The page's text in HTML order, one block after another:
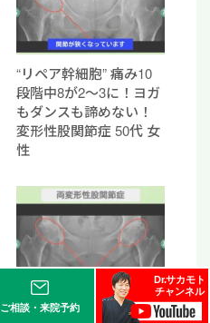
ご相談・来院予約
Dr.サカモト
チャンネル
“リペア幹細胞” 痛み10
段階中8が2〜3に！ヨガ
もダンスも諦めない！
変形性股関節症 50代 女
性
“リペア幹細胞” 痛み10